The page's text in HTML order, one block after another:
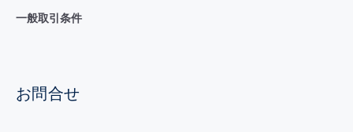
一般取引条件
お問合せ